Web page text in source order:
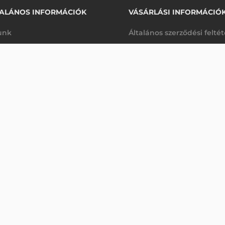
INFORMÁCIÓK VÁSÁRLÁSI
Általános szerződési